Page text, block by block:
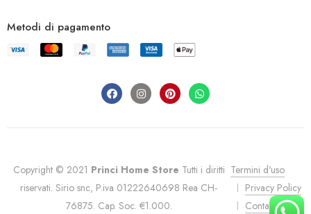
Metodi di pagamento
Copyright © 2021 Princi Home Store Tutti i diritti
riservati. Sirio snc, P.iva 01222640698 Rea CH-
76875. Cap. Soc. €1.000.
Termini d'uso
Privacy Policy
Contatti